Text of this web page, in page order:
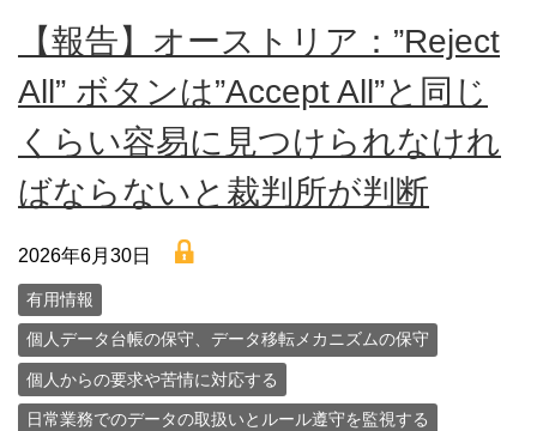
【報告】オーストリア：”Reject
All” ボタンは”Accept All”と同じ
くらい容易に見つけられなけれ
ばならないと裁判所が判断
2026年6月30日 lock
有用情報
個人データ台帳の保守、データ移転メカニズムの保守
個人からの要求や苦情に対応する
日常業務でのデータの取扱いとルール遵守を監視する